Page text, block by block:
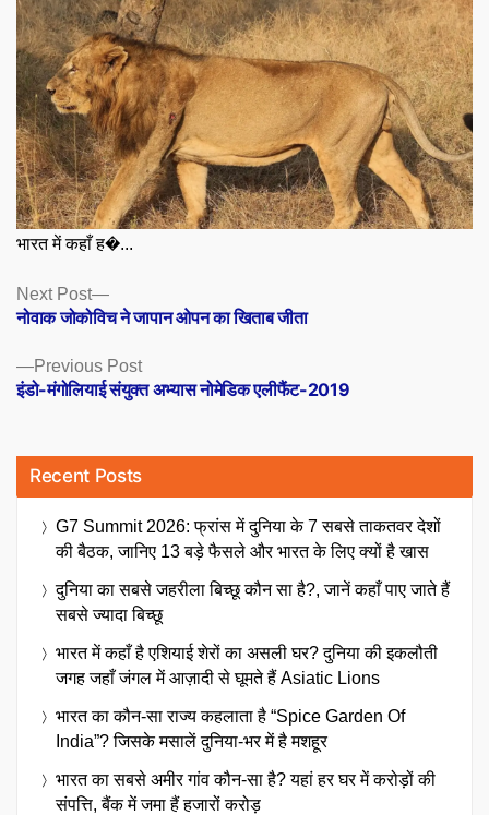
भारत में कहाँ ह�...
Posts
navigation
Previous PostPrevious
post:
इंडो-मंगोलियाई संयुक्त अभ्यास नोमेडिक एलीफैंट-2019
Next Post
Next
post:
नोवाक जोकोविच ने जापान ओपन का खिताब जीता
Recent Posts
G7 Summit 2026: फ्रांस में दुनिया के 7 सबसे ताकतवर देशों
की बैठक, जानिए 13 बड़े फैसले और भारत के लिए क्यों है खास
दुनिया का सबसे जहरीला बिच्छू कौन सा है?, जानें कहाँ पाए जाते हैं
सबसे ज्यादा बिच्छू
भारत में कहाँ है एशियाई शेरों का असली घर? दुनिया की इकलौती
जगह जहाँ जंगल में आज़ादी से घूमते हैं Asiatic Lions
भारत का कौन-सा राज्य कहलाता है “Spice Garden Of
India”? जिसके मसालें दुनिया-भर में है मशहूर
भारत का सबसे अमीर गांव कौन-सा है? यहां हर घर में करोड़ों की
संपत्ति, बैंक में जमा हैं हजारों करोड़